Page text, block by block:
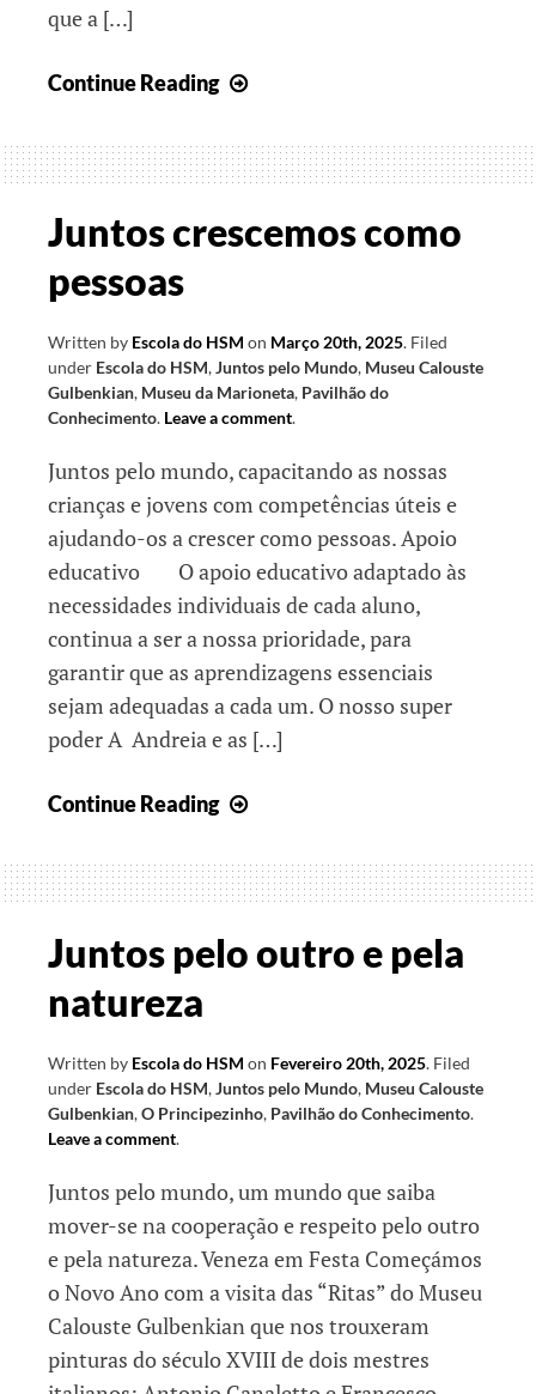
que a […]
Continue Reading
ambiente
e
ciência
Juntos crescemos como
pessoas
Written by Escola do HSM on Março 20th, 2025. Filed
under Escola do HSM,Juntos pelo Mundo, Museu Calouste
Gulbenkian, Museu da Marioneta, Pavilhão do
Conhecimento. Leave a comment.
Juntos pelo mundo, capacitando as nossas
crianças e jovens com competências úteis e
ajudando-os a crescer como pessoas. Apoio
educativo O apoio educativo adaptado às
necessidades individuais de cada aluno,
continua a ser a nossa prioridade, para
garantir que as aprendizagens essenciais
sejam adequadas a cada um. O nosso super
poder A Andreia e as […]
Continue Reading
como
pessoas
Juntos pelo outro e pela
natureza
Written by Escola do HSM on Fevereiro 20th, 2025. Filed
under Escola do HSM,Juntos pelo Mundo, Museu Calouste
Gulbenkian,O Principezinho, Pavilhão do Conhecimento.
Leave a comment.
Juntos pelo mundo, um mundo que saiba
mover-se na cooperação e respeito pelo outro
e pela natureza. Veneza em Festa Começámos
o Novo Ano com a visita das “Ritas” do Museu
Calouste Gulbenkian que nos trouxeram
pinturas do século XVIII de dois mestres